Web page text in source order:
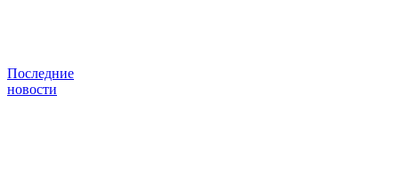
Последние
новости